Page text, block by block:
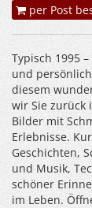
per Post
Typisch 1995
und
diesem
wir Sie zurück
Bilder mit
Erlebnisse.
Geschichten,
und Musik,
schöner
im Leben.